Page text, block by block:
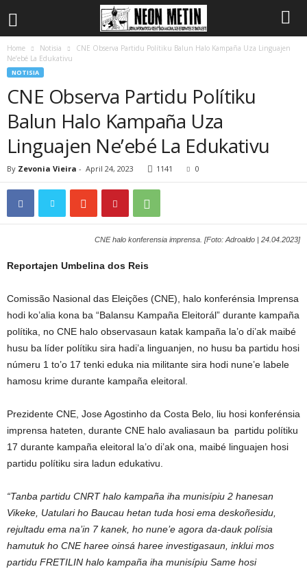
Home Notisia
CNE Observa Partidu Polítiku Balun Halo Kampaña Uza Linguajen
Ne’ebé La Edukativu
NOTISIA
CNE Observa Partidu Polítiku
Balun Halo Kampaña Uza
Linguajen Ne’ebé La Edukativu
By Zevonia Vieira - April 24, 2023 1141 0
CNE halo konferensia imprensa. [Foto: Adroaldo | 24.04.2023]
Reportajen Umbelina dos Reis
Comissão Nasional das Eleições (CNE), halo konferénsia Imprensa
hodi ko’alia kona ba “Balansu Kampaña Eleitorál” durante kampaña
polítika, no CNE halo observasaun katak kampaña la’o di’ak maibé
husu ba líder polítiku sira hadi’a linguanjen, no husu ba partidu hosi
númeru 1 to’o 17 tenki eduka nia militante sira hodi nune’e labele
hamosu krime durante kampaña eleitoral.
Prezidente CNE, Jose Agostinho da Costa Belo, liu hosi konferénsia
imprensa hateten, durante CNE halo avaliasaun ba partidu polítiku
17 durante kampaña eleitoral la’o di’ak ona, maibé linguajen hosi
partidu polítiku sira ladun edukativu.
“Tanba partidu CNRT halo kampaña iha munisípiu 2 hanesan
Vikeke, Uatulari ho Baucau hetan tuda hosi ema deskoñesidu,
rejultadu ema na’in 7 kanek, ho nune’e agora da-dauk polísia
hamutuk ho CNE haree oinsá haree investigasaun, inklui mos
partidu FRETILIN halo kampaña iha munisípiu Same hosi